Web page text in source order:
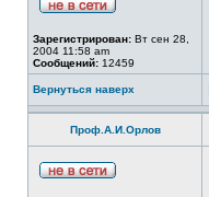
Зарегистрирован: Вт сен 28,
2004 11:58 am
Сообщений: 12459
Вернуться наверх
Проф.А.И.Орлов